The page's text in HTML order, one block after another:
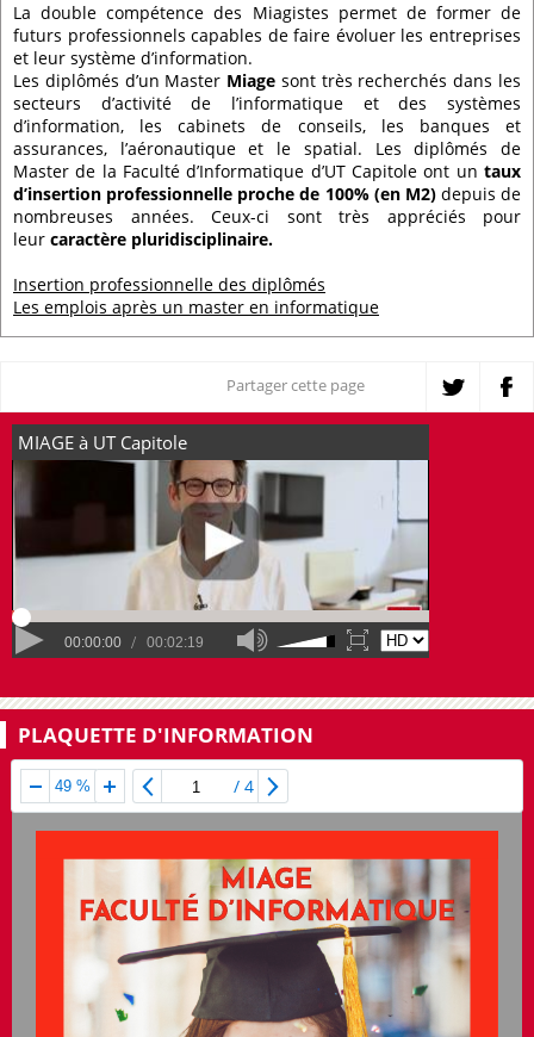
La double compétence des Miagistes permet de former de
futurs professionnels capables de faire évoluer les entreprises
et leur système d’information.
Les diplômés d’un Master Miage sont très recherchés dans les
secteurs d’activité de l’informatique et des systèmes
d’information, les cabinets de conseils, les banques et
assurances, l’aéronautique et le spatial. Les diplômés de
Master de la Faculté d’Informatique d’UT Capitole ont un taux
d’insertion professionnelle proche de 100% (en M2) depuis de
nombreuses années. Ceux-ci sont très appréciés pour
leur caractère pluridisciplinaire.
Insertion professionnelle des diplômés
Les emplois après un master en informatique
Partager cette page
PLAQUETTE D'INFORMATION
49 % / 4
MIAGE
FACULTÉ D’INFORMATIQUE